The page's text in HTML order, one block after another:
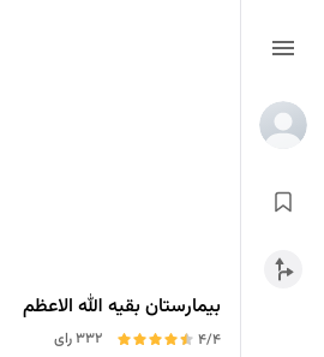
بیمارستان بقیه الله الاعظم
4/4
332 رای